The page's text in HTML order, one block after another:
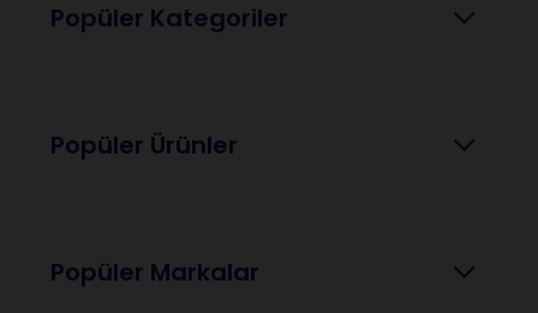
Popüler Kategoriler
Popüler Ürünler
Popüler Markalar